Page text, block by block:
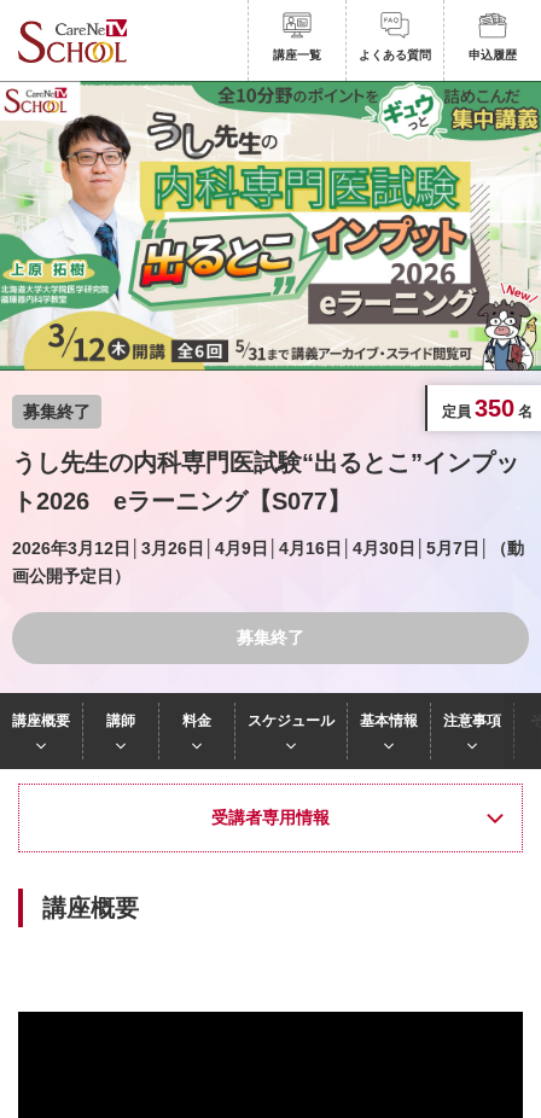
講座一覧 よくある質問 申込履歴
定員 350 名
うし先生の内科専門医試験“出るとこ”インプッ
ト2026 eラーニング【S077】
2026年3月12日│3月26日│4月9日│4月16日│4月30日│5月7日│（動
画公開予定日）
募集終了
講座概要 講師 料金 スケジュール 基本情報 注意事項
受講者専用情報
講座概要